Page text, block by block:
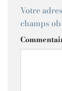
Votre
champs